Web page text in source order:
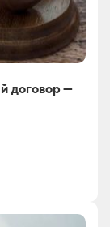
договор —